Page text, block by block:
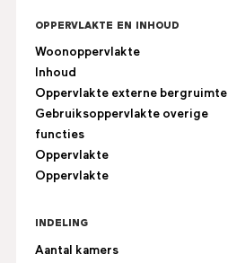
OPPERVLAKTE EN INHOUD
Woonoppervlakte
Inhoud
Oppervlakte externe bergruimte
Gebruiksoppervlakte overige
functies
Oppervlakte
Oppervlakte
INDELING
Aantal kamers